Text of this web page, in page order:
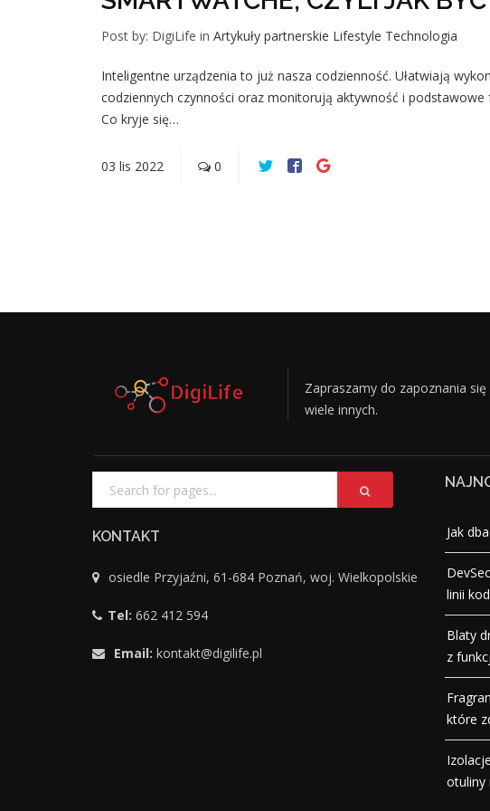
Post by: DigiLife in Artykuły partnerskie Lifestyle Technologia
Inteligentne urządzenia to już nasza codzienność. Ułatwiają
codziennych czynności oraz monitorują aktywność i podstawowe
Co kryje się…
03 lis 2022 0
Zapraszamy do zapoznania
wiele innych.
KONTAKT
osiedle Przyjaźni, 61-684 Poznań, woj. Wielkopolskie
Tel: 662 412 594
Email: kontakt@digilife.pl
Jak
linii
Blaty
z
które
otuliny